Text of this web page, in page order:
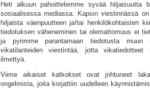
Heti alkuun pahoittelemme syvää hiljaisuutta
sosiaalisessa mediassa. Kapsin viestinnässä
hiljaista väenpuutteen ja/tai henkilökohtaisten
tiedotuksen väheneminen tai olemattomuus ei
ja pyrimme parantamaan tiedotusta muun
vikatilanteiden viestintää, jotta
ilmettyä.
Viime aikaiset katkokset ovat johtuneet
ongelmista, joita korjattiin uudelleen